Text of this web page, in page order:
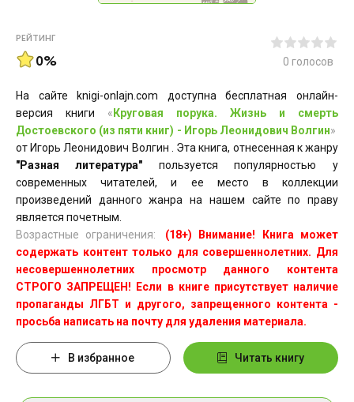
РЕЙТИНГ
0% 0 голосов
На сайте knigi-onlajn.com доступна бесплатная онлайн-
версия книги « Круговая порука. Жизнь и смерть
Достоевского (из пяти книг) - Игорь Леонидович Волгин»
от Игорь Леонидович Волгин . Эта книга, отнесенная к жанру
"Разная литература" пользуется популярностью у
современных читателей, и ее место в коллекции
произведений данного жанра на нашем сайте по праву
является почетным.
Возрастные ограничения:
(18+) Внимание! Книга может
содержать контент только для совершеннолетних. Для
несовершеннолетних просмотр данного контента
СТРОГО ЗАПРЕЩЕН! Если в книге присутствует наличие
пропаганды ЛГБТ и другого, запрещенного контента -
просьба написать на почту для удаления материала.
В избранное Читать книгу